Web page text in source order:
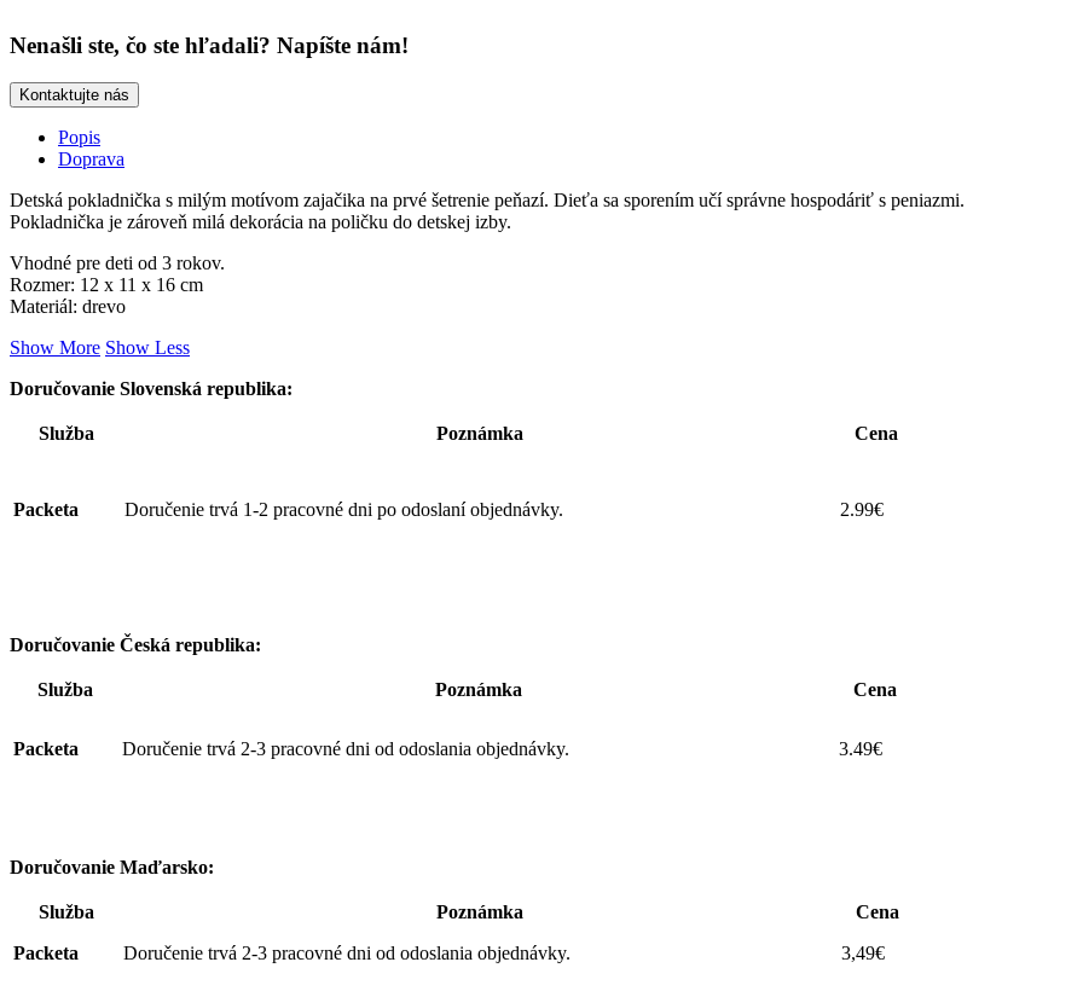
Nenašli ste, čo ste hľadali? Napíšte nám!
Kontaktujte nás
Popis
Doprava
Detská pokladnička s milým motívom zajačika na prvé šetrenie peňazí. Dieťa sa sporením učí správne hospodáriť s peniazmi.
Pokladnička je zároveň milá dekorácia na poličku do detskej izby.
Vhodné pre deti od 3 rokov.
Rozmer: 12 x 11 x 16 cm
Materiál: drevo
Show More Show Less
Doručovanie Slovenská republika:
Služba Poznámka Cena
Packeta Doručenie trvá 1-2 pracovné dni po odoslaní objednávky. 2.99€
Doručovanie Česká republika:
Služba Poznámka Cena
Packeta Doručenie trvá 2-3 pracovné dni od odoslania objednávky. 3.49€
Doručovanie Maďarsko:
Služba Poznámka
Cena
Packeta
Doručenie trvá 2-3 pracovné dni od odoslania objednávky. 3,49€